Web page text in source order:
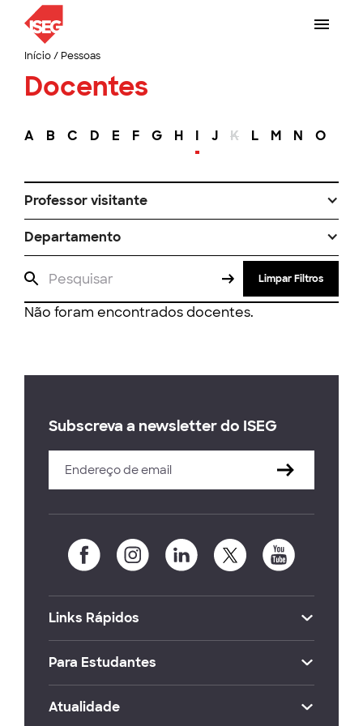
Início/ Pessoas
Docentes
A B C D E F G H I J K L M N O
Professor visitante
Departamento
Limpar Filtros
Não foram encontrados docentes.
Subscreva a newsletter do ISEG
Links Rápidos
Para Estudantes
Atualidade